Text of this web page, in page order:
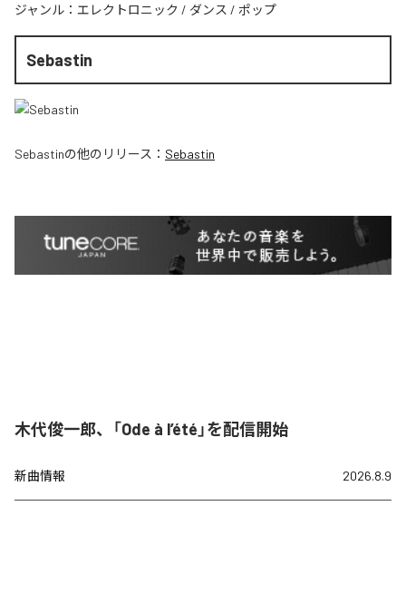
ジャンル： エレクトロニック / ダンス / ポップ
Sebastin
Sebastinの他のリリース： Sebastin
木代俊一郎、「Ode à l’été」を配信開始
新曲情報 2026.8.9